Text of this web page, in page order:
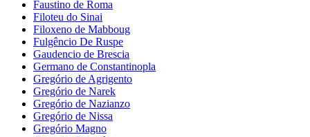
Faustino de Roma
Filoteu do Sinai
Filoxeno de Mabboug
Fulgêncio De Ruspe
Gaudencio de Brescia
Germano de Constantinopla
Gregório de Agrigento
Gregório de Narek
Gregório de Nazianzo
Gregório de Nissa
Gregório Magno